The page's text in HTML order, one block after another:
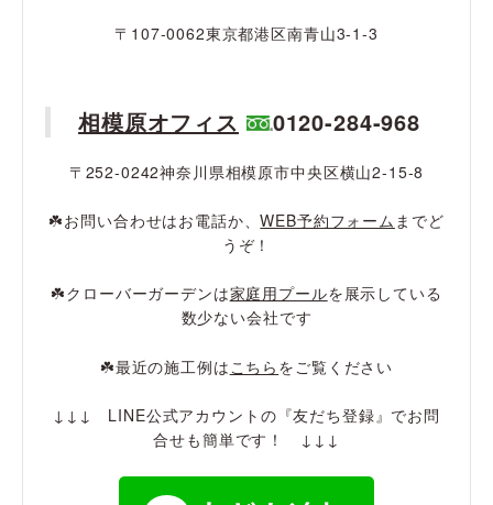
〒107-0062東京都港区南青山3-1-3
相模原オフィス 0120-284-968
〒252-0242神奈川県相模原市中央区横山2-15-8
☘️お問い合わせはお電話か、WEB予約フォーム までど
うぞ！
☘️クローバーガーデンは家庭用プールを展示している
数少ない会社です
☘️最近の施工例は こちら をご覧ください
↓↓↓ LINE公式アカウントの『友だち登録』でお問
合せも簡単です！ ↓↓↓